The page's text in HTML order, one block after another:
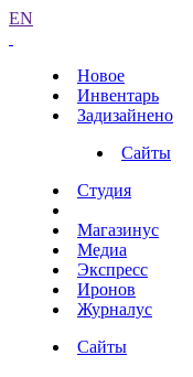
EN
Новое
Инвентарь
Задизайнено
Сайты
Студия
Магазинус
Медиа
Экспресс
Иронов
Журналус
Сайты